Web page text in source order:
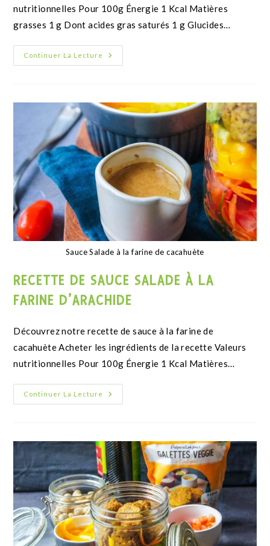
Matières grasses 1 g Dont acides gras saturés 1 g
Glucides 1 g Dont sucres 1…
Continuer La Lecture
Torsades au pesto et farine d'amande
RECETTE DE TORSADES KETO AU PESTO
ET À LA FARINE D’AMANDE
Valeurs nutritionnelles Énergie 1 Kcal Matières grasses
1 g Dont acides gras saturés 1 g Glucides 1 g Dont
sucres 1 g Protéines 1…
Continuer La Lecture